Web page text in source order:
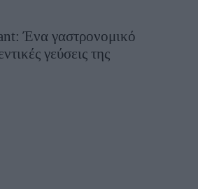
Ένα γαστρονομικό
γεύσεις της